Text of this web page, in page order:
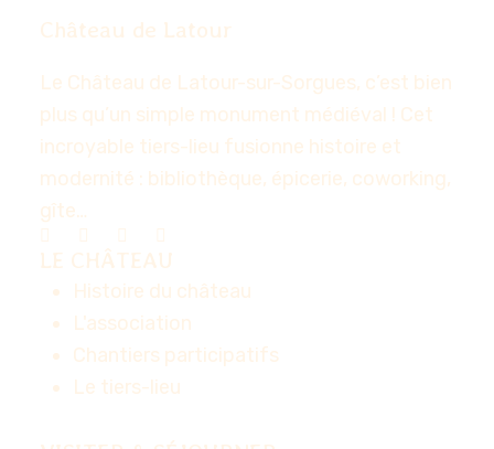
Château de Latour
Le Château de Latour-sur-Sorgues, c’est bien
plus qu’un simple monument médiéval ! Cet
incroyable tiers-lieu fusionne histoire et
modernité : bibliothèque, épicerie, coworking,
gîte…
LE CHÂTEAU
Histoire du château
L'association
Chantiers participatifs
Le tiers-lieu